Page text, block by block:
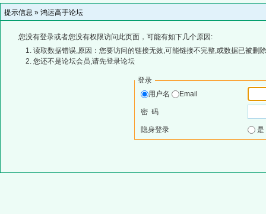
提示信息 » 鸿运高手论坛
您没有登录或者您没有权限访问此页面，可能有如下几个原因:
读取数据错误,原因：您要访问的链接无效,可能链接不完整,或数据已被删
您还不是论坛会员,请先登录论坛
登录
用户名
Email
密 码
隐身登录